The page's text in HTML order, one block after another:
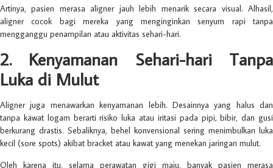
Artinya, pasien merasa aligner jauh lebih menarik secara visual. Alhasil,
aligner cocok bagi mereka yang menginginkan senyum rapi tanpa
mengganggu penampilan atau aktivitas sehari-hari.
2. Kenyamanan Sehari-hari Tanpa
Luka di Mulut
Aligner juga menawarkan
kenyamanan lebih. Desainnya yang halus dan
tanpa kawat logam berarti risiko luka atau iritasi pada pipi, bibir, dan gusi
berkurang drastis. Sebaliknya, behel konvensional sering menimbulkan luka
kecil (sore spots) akibat bracket atau kawat yang menekan jaringan mulut.
Oleh karena itu, selama perawatan gigi maju, banyak pasien merasa